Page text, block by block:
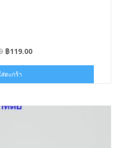
Original
was:
฿199.00.
฿119.00Current
฿119.00.
ตะกร้า